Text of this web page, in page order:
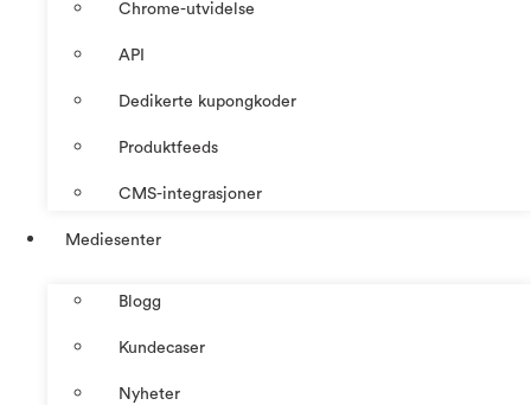
Chrome-utvidelse
API
Dedikerte kupongkoder
Produktfeeds
CMS-integrasjoner
Mediesenter
Blogg
Kundecaser
Nyheter